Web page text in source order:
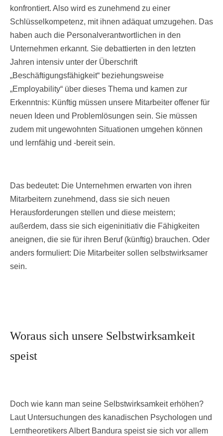
konfrontiert. Also wird es zunehmend zu einer
Schlüsselkompetenz, mit ihnen adäquat umzugehen. Das
haben auch die Personalverantwortlichen in den
Unternehmen erkannt. Sie debattierten in den letzten
Jahren intensiv unter der Überschrift
„Beschäftigungsfähigkeit“ beziehungsweise
„Employability“ über dieses Thema und kamen zur
Erkenntnis: Künftig müssen unsere Mitarbeiter offener für
neuen Ideen und Problemlösungen sein. Sie müssen
zudem mit ungewohnten Situationen umgehen können
und lernfähig und -bereit sein.
Das bedeutet: Die Unternehmen erwarten von ihren
Mitarbeitern zunehmend, dass sie sich neuen
Herausforderungen stellen und diese meistern;
außerdem, dass sie sich eigeninitiativ die Fähigkeiten
aneignen, die sie für ihren Beruf (künftig) brauchen. Oder
anders formuliert: Die Mitarbeiter sollen selbstwirksamer
sein.
Woraus sich unsere Selbstwirksamkeit
speist
Doch wie kann man seine Selbstwirksamkeit erhöhen?
Laut Untersuchungen des kanadischen Psychologen und
Lerntheoretikers Albert Bandura speist sie sich vor allem